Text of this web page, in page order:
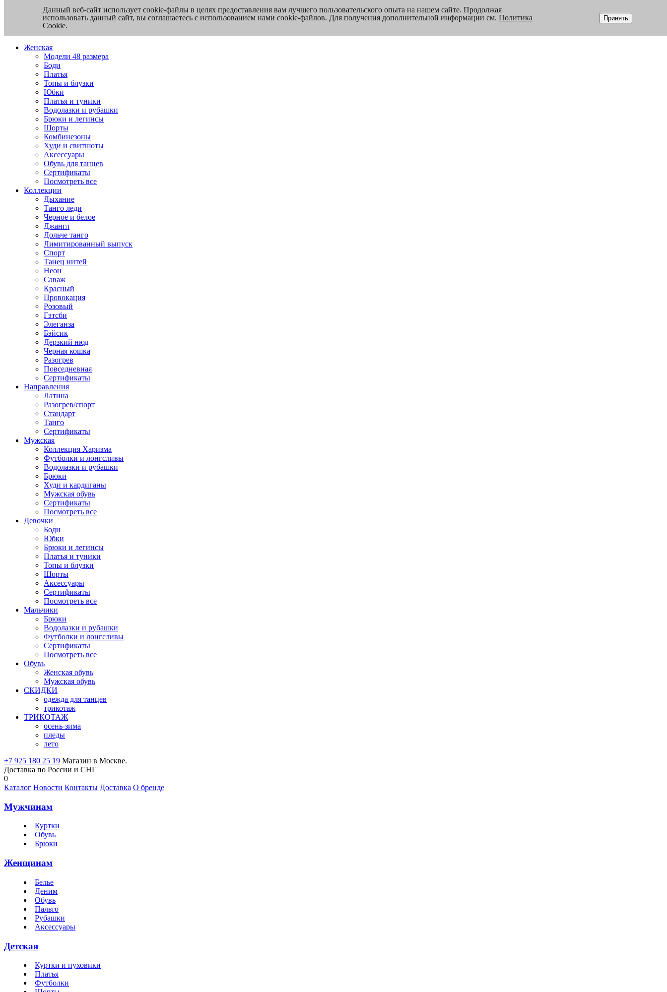
Женская
Модели 48 размера
Боди
Платья
Топы и блузки
Юбки
Платья и туники
Водолазки и рубашки
Брюки и легинсы
Шорты
Комбинезоны
Худи и свитшоты
Аксессуары
Обувь для танцев
Сертификаты
Посмотреть все
Коллекции
Дыхание
Танго леди
Черное и белое
Джангл
Дольче танго
Лимитированный выпуск
Спорт
Танец нитей
Неон
Саваж
Красный
Провокация
Розовый
Гэтсби
Элеганза
Бэйсик
Дерзкий нюд
Черная кошка
Разогрев
Повседневная
Сертификаты
Направления
Латина
Разогрев/спорт
Стандарт
Танго
Сертификаты
Мужская
Коллекция Харизма
Футболки и лонгсливы
Водолазки и рубашки
Брюки
Худи и кардиганы
Мужская обувь
Сертификаты
Посмотреть все
Девочки
Боди
Юбки
Брюки и легинсы
Платья и туники
Топы и блузки
Шорты
Аксессуары
Сертификаты
Посмотреть все
Мальчики
Брюки
Водолазки и рубашки
Футболки и лонгсливы
Сертификаты
Посмотреть все
Обувь
Женская обувь
Мужская обувь
СКИДКИ
одежда для танцев
трикотаж
ТРИКОТАЖ
осень-зима
пледы
лето
+7 925 180 25 19 Магазин в Москве.
Доставка по России и СНГ
0
Каталог Новости Контакты Доставка О бренде
Мужчинам
Куртки
Обувь
Брюки
Женщинам
Белье
Деним
Обувь
Пальто
Рубашки
Аксессуары
Детская
Куртки и пуховики
Платья
Футболки
Данный веб-сайт использует cookie-файлы в целях предоставления вам лучшего пользовательского опыта на нашем сайте. Продолжая
использовать данный сайт, вы соглашаетесь с использованием нами cookie-файлов. Для получения дополнительной информации см. Политика
Cookie.
Принять